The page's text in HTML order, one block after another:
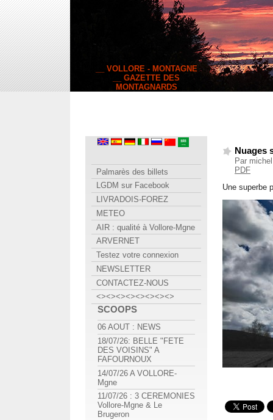
__ VOLLORE - MONTAGNE
__ GAZETTE DES
MONTAGNARDS
Nuages
Par
PDF
Une superbe
Palmarès des billets
LGDM sur Facebook
LIVRADOIS-FOREZ
METEO
AIR : qualité à Vollore-Mgne
ARVERNET
Testez votre connexion
NEWSLETTER
CONTACTEZ-NOUS
<><><><><><><><>
SCOOPS
06 AOUT : NEWS
18/07/26: BELLE "FETE
DES VOISINS" A
FAFOURNOUX
14/07/26 A VOLLORE-
Mgne
11/07/26 : 3 CEREMONIES
Vollore-Mgne & Le
Brugeron